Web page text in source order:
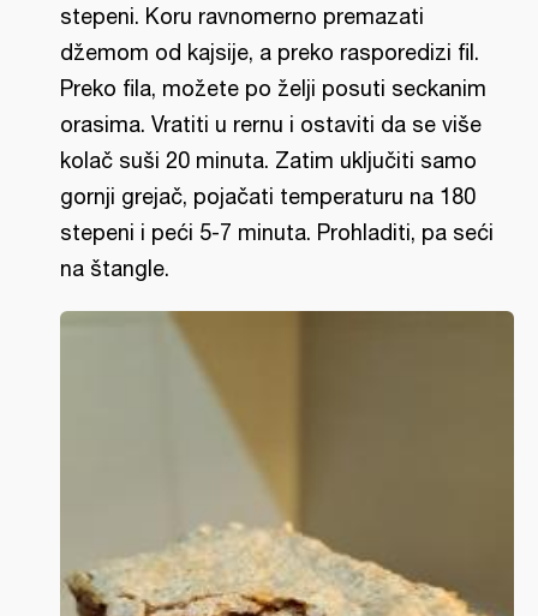
stepeni. Koru ravnomerno premazati
džemom od kajsije, a preko rasporedizi fil.
Preko fila, možete po želji posuti seckanim
orasima. Vratiti u rernu i ostaviti da se više
kolač suši 20 minuta. Zatim uključiti samo
gornji grejač, pojačati temperaturu na 180
stepeni i peći 5-7 minuta. Prohladiti, pa seći
na štangle.